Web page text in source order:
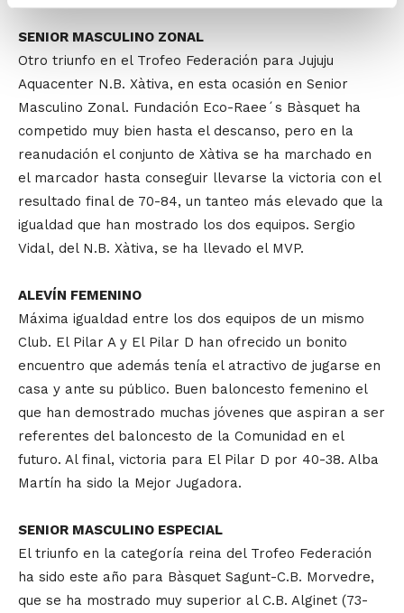
SENIOR MASCULINO ZONAL
Otro triunfo en el Trofeo Federación para Jujuju
Aquacenter N.B. Xàtiva, en esta ocasión en Senior
Masculino Zonal. Fundación Eco-Raee´s Bàsquet ha
competido muy bien hasta el descanso, pero en la
reanudación el conjunto de Xàtiva se ha marchado en
el marcador hasta conseguir llevarse la victoria con el
resultado final de 70-84, un tanteo más elevado que la
igualdad que han mostrado los dos equipos. Sergio
Vidal, del N.B. Xàtiva, se ha llevado el MVP.
ALEVÍN FEMENINO
Máxima igualdad entre los dos equipos de un mismo
Club. El Pilar A y El Pilar D han ofrecido un bonito
encuentro que además tenía el atractivo de jugarse en
casa y ante su público. Buen baloncesto femenino el
que han demostrado muchas jóvenes que aspiran a ser
referentes del baloncesto de la Comunidad en el
futuro. Al final, victoria para El Pilar D por 40-38. Alba
Martín ha sido la Mejor Jugadora.
SENIOR MASCULINO ESPECIAL
El triunfo en la categoría reina del Trofeo Federación
ha sido este año para Bàsquet Sagunt-C.B. Morvedre,
que se ha mostrado muy superior al C.B. Alginet (73-